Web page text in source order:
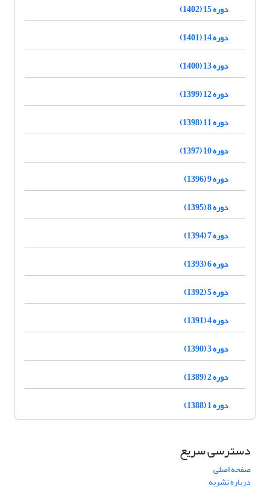
دوره 15 (1402)
دوره 14 (1401)
دوره 13 (1400)
دوره 12 (1399)
دوره 11 (1398)
دوره 10 (1397)
دوره 9 (1396)
دوره 8 (1395)
دوره 7 (1394)
دوره 6 (1393)
دوره 5 (1392)
دوره 4 (1391)
دوره 3 (1390)
دوره 2 (1389)
دوره 1 (1388)
دسترسی سریع
صفحه اصلی
درباره نشریه